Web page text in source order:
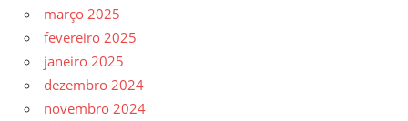
março 2025
fevereiro 2025
janeiro 2025
dezembro 2024
novembro 2024